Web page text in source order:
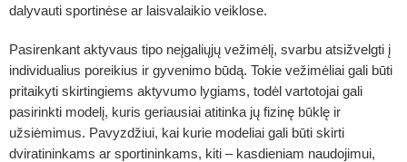
dalyvauti sportinėse ar laisvalaikio veiklose.
Pasirenkant aktyvaus tipo neįgaliųjų vežimėlį, svarbu atsižvelgti į
individualius poreikius ir gyvenimo būdą. Tokie vežimėliai gali būti
pritaikyti skirtingiems aktyvumo lygiams, todėl vartotojai gali
pasirinkti modelį, kuris geriausiai atitinka jų fizinę būklę ir
užsiėmimus. Pavyzdžiui, kai kurie modeliai gali būti skirti
dviratininkams ar sportininkams, kiti – kasdieniam naudojimui,